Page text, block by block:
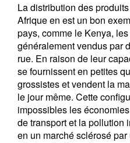
La distribution des
Afrique en est un bon
pays, comme le Kenya,
généralement vendus par
rue. En raison de leur
se fournissent en petites
grossistes et vendent la
le jour même. Cette
impossibles les
de transport et la pollution
en un marché sclérosé